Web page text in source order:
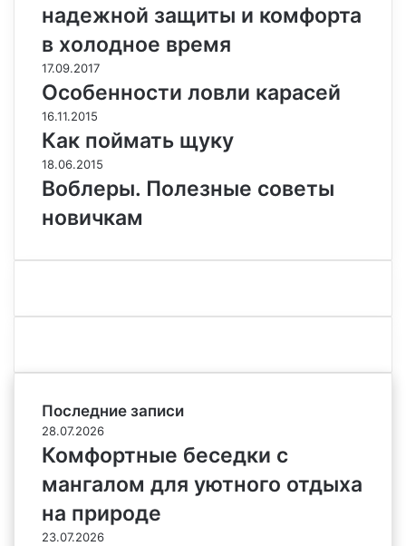
надежной защиты и комфорта
в холодное время
17.09.2017
Особенности ловли карасей
16.11.2015
Как поймать щуку
18.06.2015
Воблеры. Полезные советы
новичкам
Последние записи
28.07.2026
Комфортные беседки с
мангалом для уютного отдыха
на природе
23.07.2026